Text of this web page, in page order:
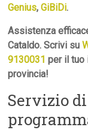
Genius,GiBiDi.
Assistenza
Cataldo. Scrivi su
9130031 per il tuo
provincia!
Servizio